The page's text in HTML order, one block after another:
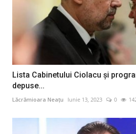
Lista Cabinetului Ciolacu şi
depuse...
Lăcrămioara Neațu Iunie 13, 2023 0